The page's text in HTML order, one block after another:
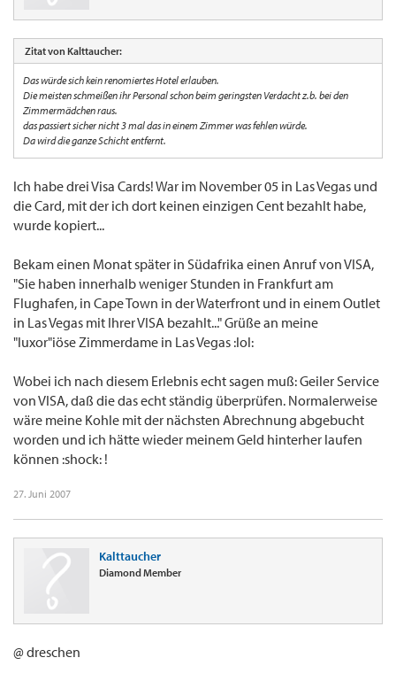
Zitat von Kalttaucher:
Das würde sich kein renomiertes Hotel erlauben.
Die meisten schmeißen ihr Personal schon beim geringsten Verdacht z.b. bei den
Zimmermädchen raus.
das passiert sicher nicht 3 mal das in einem Zimmer was fehlen würde.
Da wird die ganze Schicht entfernt.
Ich habe drei Visa Cards! War im November 05 in Las Vegas und
die Card, mit der ich dort keinen einzigen Cent bezahlt habe,
wurde kopiert...
Bekam einen Monat später in Südafrika einen Anruf von VISA,
"Sie haben innerhalb weniger Stunden in Frankfurt am
Flughafen, in Cape Town in der Waterfront und in einem Outlet
in Las Vegas mit Ihrer VISA bezahlt..." Grüße an meine
"luxor"iöse Zimmerdame in Las Vegas :lol:
Wobei ich nach diesem Erlebnis echt sagen muß: Geiler Service
von VISA, daß die das echt ständig überprüfen. Normalerweise
wäre meine Kohle mit der nächsten Abrechnung abgebucht
worden und ich hätte wieder meinem Geld hinterher laufen
können :shock: !
27. Juni 2007
Kalttaucher
Diamond Member
@ dreschen